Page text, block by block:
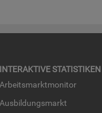
IN­TER­AK­TI­VE STA­TIS­TI­KEN
Ar­beits­markt­mo­ni­tor
Aus­bil­dungs­markt